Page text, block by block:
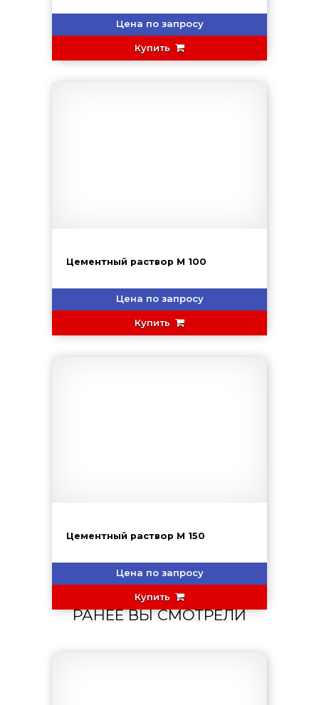
Цена по запросу
Купить
Цементный раствор М 100
Цена по запросу
Купить
Цементный раствор М 150
Цена по запросу
Купить
РАНЕЕ ВЫ СМОТРЕЛИ